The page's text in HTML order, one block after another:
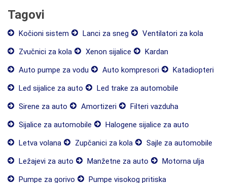
Tagovi
Kočioni sistem Lanci za sneg
Ventilatori za kola
Zvučnici za kola
Xenon sijalice
Kardan
Auto pumpe za vodu
Auto kompresori
Katadiopteri
Led sijalice za auto
Led trake za automobile
Sirene za auto
Amortizeri
Filteri vazduha
Sijalice za automobile
Halogene sijalice za auto
Letva volana
Zupčanici za kola
Sajle za automobile
Ležajevi za auto
Manžetne za auto
Motorna ulja
Pumpe za gorivo
Pumpe visokog pritiska